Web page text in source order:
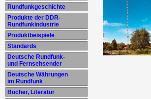
Rundfunkgeschichte
Produkte der DDR-
Rundfunkindustrie
Produktbeispiele
Standards
Deutsche Rundfunk-
und Fernsehsender
Deutsche Währungen
im Rundfunk
Bücher, Literatur